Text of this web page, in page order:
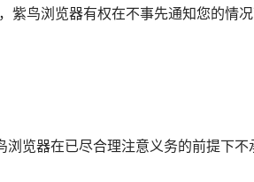
紫鸟浏览器有权在不事先通知您的情
览器在已尽合理注意义务的前提下